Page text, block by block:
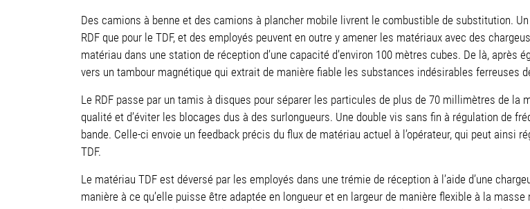
Des camions à benne et des camions à plancher mobile livrent le combustible de substitution.
RDF que pour le TDF, et des employés peuvent en outre y amener les matériaux avec des
matériau dans une station de réception d’une capacité d’environ 100 mètres cubes. De là,
vers un tambour magnétique qui extrait de manière fiable les substances indésirables ferreuses
Le RDF passe par un tamis à disques pour séparer les particules de plus de 70 millimètres de la
qualité et d’éviter les blocages dus à des surlongueurs. Une double vis sans fin à régulation de
bande. Celle-ci envoie un feedback précis du flux de matériau actuel à l’opérateur, qui peut ainsi
TDF.
Le matériau TDF est déversé par les employés dans une trémie de réception à l’aide d’une
manière à ce qu’elle puisse être adaptée en longueur et en largeur de manière flexible à la